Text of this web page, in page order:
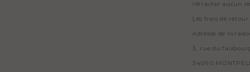
rétracter aucun
Les frais de
Adresse de
3, rue du
34090